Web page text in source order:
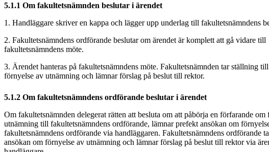
5.1.1 Om fakultetsnämnden beslutar i ärendet
1. Handläggare skriver en kappa och lägger upp underlag till fakultetsnämndens
2. Fakultetsnämndens ordförande beslutar om ärendet är komplett att gå vidare till
fakultetsnämndens möte.
3. Ärendet hanteras på fakultetsnämndens möte. Fakultetsnämnden tar ställning
förnyelse av utnämning och lämnar förslag på beslut till rektor.
5.1.2 Om fakultetsnämndens ordförande beslutar i ärendet
Om fakultetsnämnden delegerat rätten att besluta om att påbörja en förfarande om
utnämning till fakultetsnämndens ordförande, lämnar prefekt ansökan om
fakultetsnämndens ordförande via handläggaren. Fakultetsnämndens ordförande
ansökan om förnyelse av utnämning och lämnar förslag på beslut till rektor via